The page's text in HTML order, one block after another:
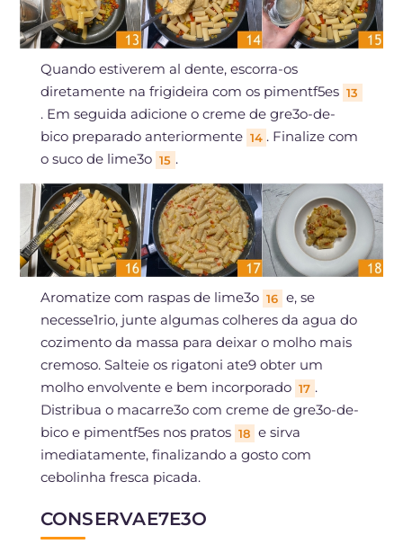
Quando estiverem al dente, escorra-os
diretamente na frigideira com os pimentf5es 13
. Em seguida adicione o creme de gre3o-de-
bico preparado anteriormente 14 . Finalize com
o suco de lime3o 15 .
Aromatize com raspas de lime3o 16 e, se
necesse1rio, junte algumas colheres da agua do
cozimento da massa para deixar o molho mais
cremoso. Salteie os rigatoni ate9 obter um
molho envolvente e bem incorporado 17 .
Distribua o macarre3o com creme de gre3o-de-
bico e pimentf5es nos pratos 18 e sirva
imediatamente, finalizando a gosto com
cebolinha fresca picada.
CONSERVAE7E3O